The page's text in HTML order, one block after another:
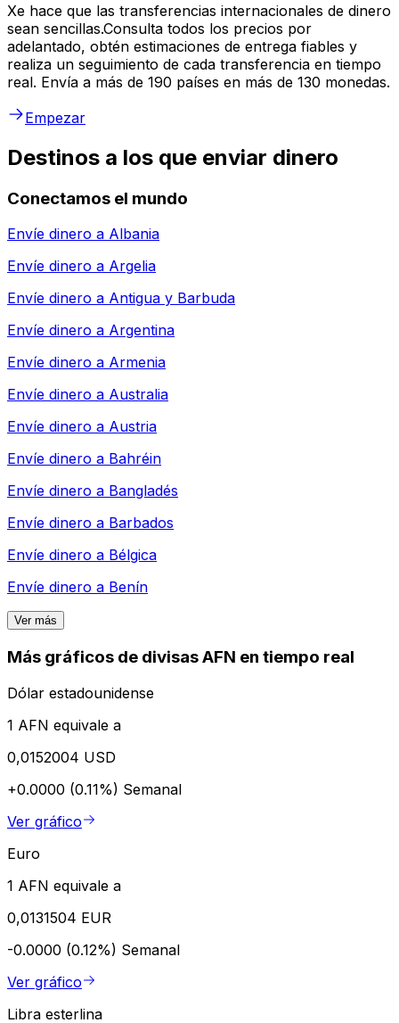
Xe hace que las transferencias internacionales de dinero
sean sencillas.Consulta todos los precios por
adelantado, obtén estimaciones de entrega fiables y
realiza un seguimiento de cada transferencia en tiempo
real. Envía a más de 190 países en más de 130 monedas.
Empezar
Destinos a los que enviar dinero
Conectamos el mundo
Envíe dinero a Albania
Envíe dinero a Argelia
Envíe dinero a Antigua y Barbuda
Envíe dinero a Argentina
Envíe dinero a Armenia
Envíe dinero a Australia
Envíe dinero a Austria
Envíe dinero a Bahréin
Envíe dinero a Bangladés
Envíe dinero a Barbados
Envíe dinero a Bélgica
Envíe dinero a Benín
Ver más
Más gráficos de divisas AFN en tiempo real
Dólar estadounidense
1 AFN equivale a
0,0152004 USD
+0.0000 (0.11%) Semanal
Ver gráfico
Euro
1 AFN equivale a
0,0131504 EUR
-0.0000 (0.12%) Semanal
Ver gráfico
Libra esterlina